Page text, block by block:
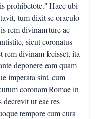
prohibetote." Haec ubi
tum dixit se oraculo
rem divinam ture ac
sicut coronatus
rem divinam fecisset, ita
deponere eam quam
imperata sint, cum
coronam Romae in
decrevit ut eae res
tempore cum cura